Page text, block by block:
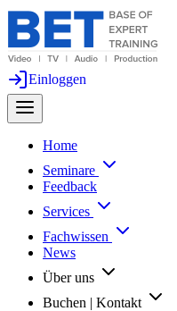
Einloggen
Home
Seminare
Feedback
Services
Fachwissen
News
Über uns
Buchen | Kontakt